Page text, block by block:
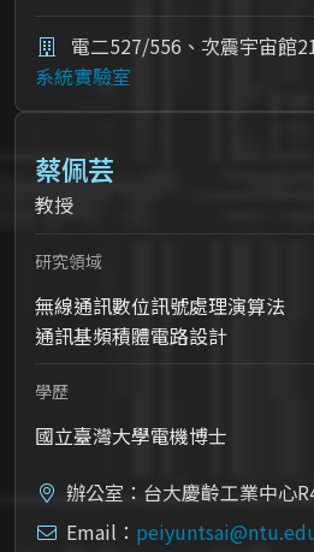
電二527/556、次震宇宙館
系統實驗室
蔡佩芸
教授
研究領域
無線通訊數位訊號處理演算法
通訊基頻積體電路設計
學歷
國立臺灣大學電機博士
辦公室：台大慶齡工業中心
Email：